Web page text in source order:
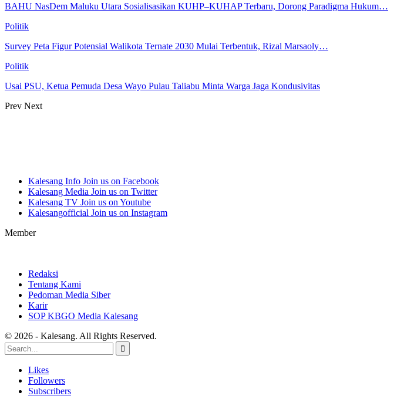
BAHU NasDem Maluku Utara Sosialisasikan KUHP–KUHAP Terbaru, Dorong Paradigma Hukum…
Politik
Survey Peta Figur Potensial Walikota Ternate 2030 Mulai Terbentuk, Rizal Marsaoly…
Politik
Usai PSU, Ketua Pemuda Desa Wayo Pulau Taliabu Minta Warga Jaga Kondusivitas
Prev Next
Kalesang Info Join us on Facebook
Kalesang Media Join us on Twitter
Kalesang TV Join us on Youtube
Kalesangofficial Join us on Instagram
Member
Redaksi
Tentang Kami
Pedoman Media Siber
Karir
SOP KBGO Media Kalesang
© 2026 - Kalesang. All Rights Reserved.
Likes
Followers
Subscribers